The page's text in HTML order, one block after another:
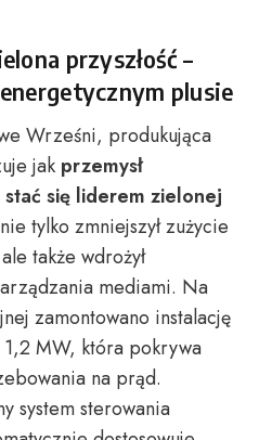
przyszłość –
plusie
Wrześni, produkująca
jak przemysł
się liderem zielonej
tylko zmniejszył zużycie
także wdrożył
mediami. Na
zamontowano instalację
MW, która pokrywa
na prąd.
system sterowania